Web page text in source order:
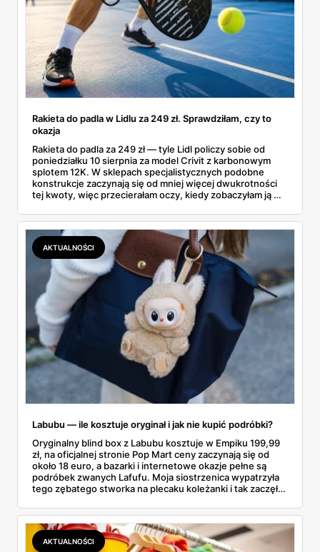
Rakieta do padla w Lidlu za 249 zł. Sprawdziłam, czy to
okazja
Rakieta do padla za 249 zł — tyle Lidl policzy sobie od
poniedziałku 10 sierpnia za model Crivit z karbonowym
splotem 12K. W sklepach specjalistycznych podobne
konstrukcje zaczynają się od mniej więcej dwukrotności
tej kwoty, więc przecierałam oczy, kiedy zobaczyłam ją w
najszybciej rosnący sport w Polsce: kortów przybywa
lawinowo, a chętnych jeszcze szybciej. Sprawdziłam, co
dokładnie dostajemy za te pieniądze i komu taka rakieta
faktycznie wystarczy.
AKTUALNOŚCI
Labubu — ile kosztuje oryginał i jak nie kupić podróbki?
Oryginalny blind box z Labubu kosztuje w Empiku 199,99
zł, na oficjalnej stronie Pop Mart ceny zaczynają się od
około 18 euro, a bazarki i internetowe okazje pełne są
podróbek zwanych Lafufu. Moja siostrzenica wypatrzyła
tego zębatego stworka na plecaku koleżanki i tak zaczęło
kosztuje i po czym poznać, że sprzedawca nie wciska nam
podróbki. Spisałam wszystko, czego się dowiedziałam —
łącznie z jedną wpadką, o której za chwilę.
AKTUALNOŚCI